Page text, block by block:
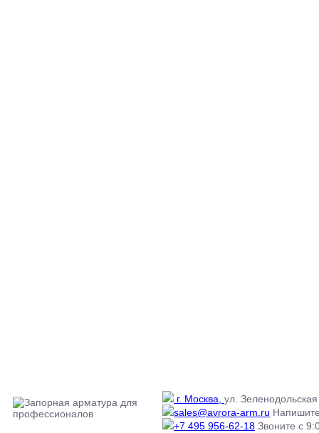
г. Москва, ул.
sales@avrora-arm.ru
+7 495 956-62-18 Звоните с